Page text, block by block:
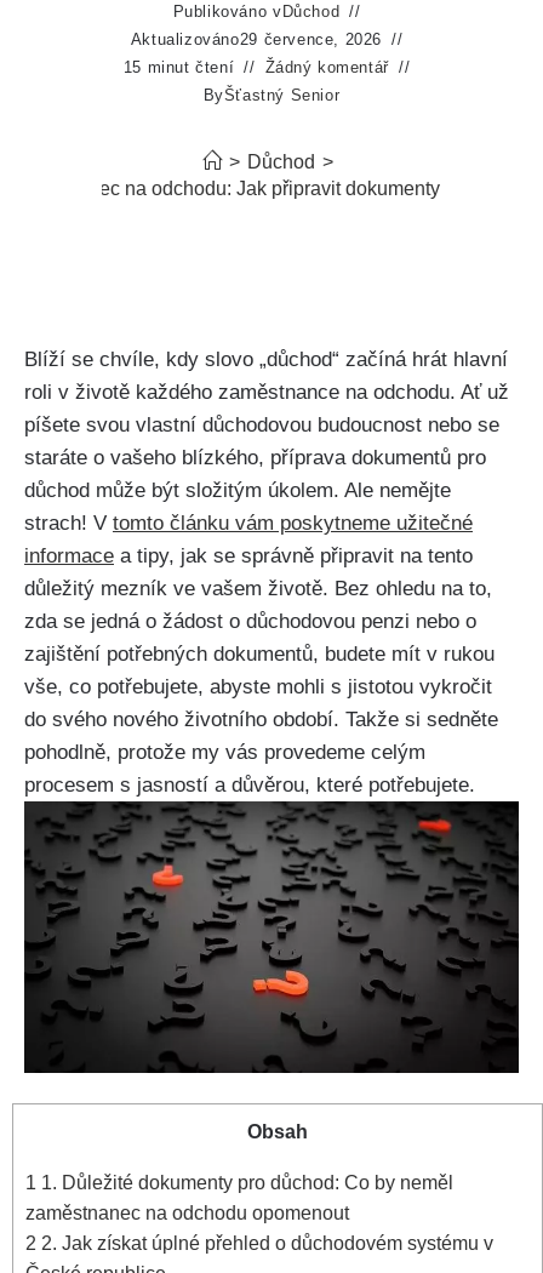
Publikováno v Důchod
Aktualizováno29 července, 2026
15 minut čtení
Žádný komentář
ByŠťastný Senior
> Důchod >
Zaměstnanec na odchodu: Jak připravit dokumenty pro důchod
Blíží se chvíle, kdy slovo „důchod“ začíná hrát hlavní
roli v životě každého zaměstnance na odchodu. Ať už
píšete svou vlastní důchodovou budoucnost nebo se
staráte o vašeho blízkého, příprava dokumentů pro
důchod může být složitým úkolem. Ale nemějte
strach! V tomto článku vám poskytneme užitečné
informace a tipy, jak se správně připravit na tento
důležitý mezník ve vašem životě. Bez ohledu na to,
zda se jedná o žádost o důchodovou penzi nebo o
zajištění potřebných dokumentů, budete mít v rukou
vše, co potřebujete, abyste mohli s jistotou vykročit
do svého nového životního období. Takže si sedněte
pohodlně, protože my vás provedeme celým
procesem s jasností a důvěrou, které potřebujete.
Obsah
1 1. Důležité dokumenty pro důchod: Co by neměl
zaměstnanec na odchodu opomenout
2 2. Jak získat úplné přehled o důchodovém systému v